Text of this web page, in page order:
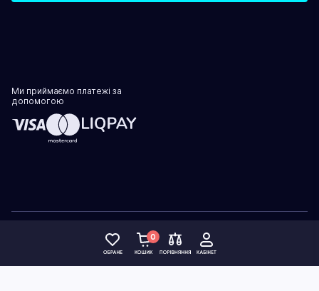
0
Ми приймаємо платежі за
допомогою
Політика конфіденційності